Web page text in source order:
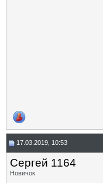
17.03.2019, 10:53
Сергей 1164
Новичок